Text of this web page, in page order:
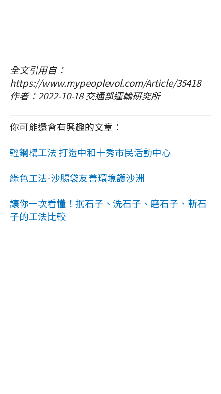
全文引用自：
https://www.mypeoplevol.com/Article/35418
作者：2022-10-18 交通部運輸研究所
你可能還會有興趣的文章：
輕鋼構工法 打造中和十秀市民活動中心
綠色工法-沙腸袋友善環境護沙洲
讓你一次看懂！抿石子、洗石子、磨石子、斬石
子的工法比較